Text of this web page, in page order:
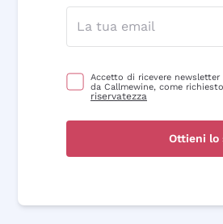
Accetto di ricevere
da Callmewine, come
riservatezza
Ottieni lo